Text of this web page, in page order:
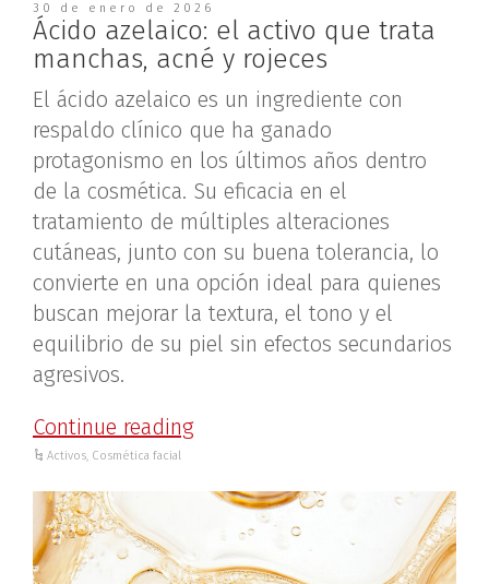
30 de enero de 2026
Ácido azelaico: el activo que trata
manchas, acné y rojeces
El ácido azelaico es un ingrediente con
respaldo clínico que ha ganado
protagonismo en los últimos años dentro
de la cosmética. Su eficacia en el
tratamiento de múltiples alteraciones
cutáneas, junto con su buena tolerancia, lo
convierte en una opción ideal para quienes
buscan mejorar la textura, el tono y el
equilibrio de su piel sin efectos secundarios
agresivos.
Continue reading
Activos, Cosmética facial